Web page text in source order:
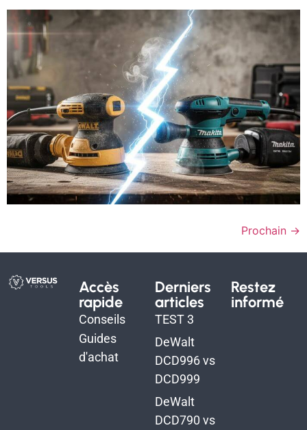
Prochain →
Accès
rapide
Conseils
Guides
d'achat
Derniers
articles
TEST 3
DeWalt
DCD996 vs
DCD999
DeWalt
DCD790 vs
Restez
informé